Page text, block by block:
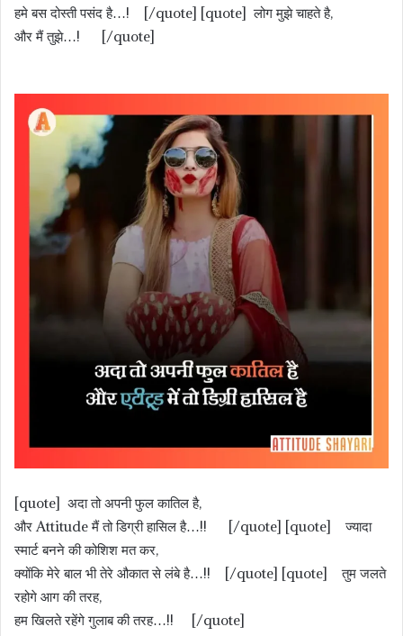
हमे बस दोस्ती पसंद है…! [/quote] [quote] लोग मुझे चाहते है,
और मैं तुझे…! [/quote]
[quote] अदा तो अपनी फुल कातिल है,
और Attitude मैं तो डिग्री हासिल है…!! [/quote] [quote] ज्यादा
स्मार्ट बनने की कोशिश मत कर,
क्योंकि मेरे बाल भी तेरे औकात से लंबे है…!! [/quote] [quote] तुम जलते
रहोगे आग की तरह,
हम खिलते रहेंगे गुलाब की तरह…!! [/quote]